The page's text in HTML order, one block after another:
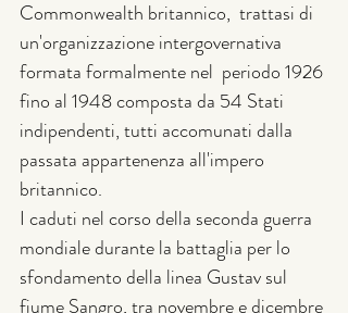
Commonwealth britannico,  trattasi di
un'organizzazione intergovernativa
formata formalmente nel  periodo 1926
fino al 1948 composta da 54 Stati
indipendenti, tutti accomunati dalla
passata appartenenza all'impero
britannico.
I caduti nel corso della seconda guerra
mondiale durante la battaglia per lo
sfondamento della linea Gustav sul
fiume Sangro, tra novembre e dicembre